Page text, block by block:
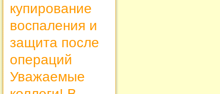
купирование
воспаления и
защита после
операций
Уважаемые